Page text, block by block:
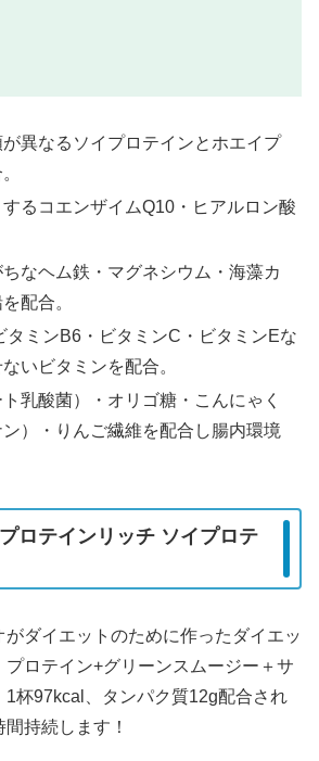
異なるソイプロテインとホエイプ
るコエンザイムQ10・ヒアルロン酸
なヘム鉄・マグネシウム・海藻カ
配合。
タミンB6・ビタミンC・ビタミンEな
いビタミンを配合。
乳酸菌）・オリゴ糖・こんにゃく
ン）・りんご繊維を配合し腸内環境
ロテインリッチ ソイプロテ
がダイエットのために作ったダイエッ
プロテイン+グリーンスムージー＋サ
1杯97kcal、タンパク質12g配合され
持続します！